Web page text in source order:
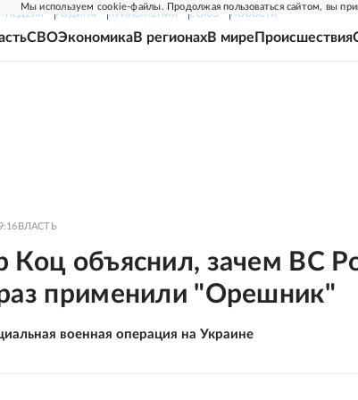
Мы используем cookie-файлы. Продолжая пользоваться сайтом, вы
НЕДЕЛЯ РОДИНА ПРИЛОЖЕНИЯ СОЮЗ НОВОСТИ
СВОЭкономикаВ регионахВ мире Происшествия
ВЛАСТЬ
Коц объяснил, зачем ВС
применили "Орешник"
военная операция на Украине